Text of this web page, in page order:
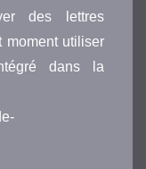
des lettres
moment utiliser
dans la